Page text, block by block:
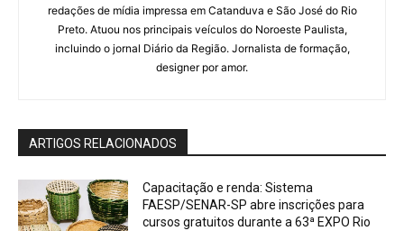
redações de mídia impressa em Catanduva e São José do Rio
Preto. Atuou nos principais veículos do Noroeste Paulista,
incluindo o jornal Diário da Região. Jornalista de formação,
designer por amor.
ARTIGOS RELACIONADOS
Capacitação e renda: Sistema
FAESP/SENAR-SP abre inscrições para
cursos gratuitos durante a 63ª EXPO Rio